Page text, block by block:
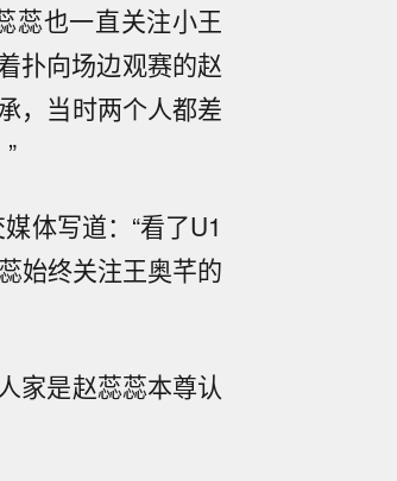
蕊也一直关注小王
扑向场边观赛的赵
，当时两个人都差
体写道：“看了U1
始终关注王奥芊的
家是赵蕊蕊本尊认